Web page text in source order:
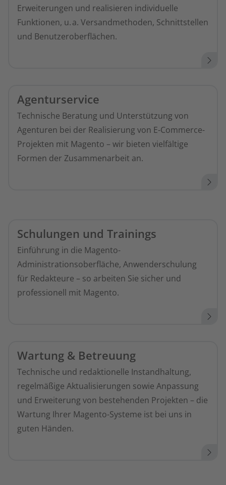
Erweiterungen und realisieren individuelle
Funktionen, u. a. Versandmethoden, Schnittstellen
und Benutzeroberflächen.
Agenturservice
Technische Beratung und Unterstützung von
Agenturen bei der Realisierung von E-Commerce-
Projekten mit Magento – wir bieten vielfältige
Formen der Zusammenarbeit an.
Schulungen und Trainings
Einführung in die Magento-
Administrationsoberfläche, Anwenderschulung
für Redakteure – so arbeiten Sie sicher und
professionell mit Magento.
Wartung & Betreuung
Technische und redaktionelle Instandhaltung,
regelmäßige Aktualisierungen sowie Anpassung
und Erweiterung von bestehenden Projekten – die
Wartung Ihrer Magento-Systeme ist bei uns in
guten Händen.